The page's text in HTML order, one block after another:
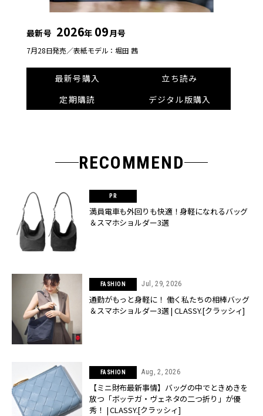
最新号 2026年 09月号
7月28日発売／表紙モデル：堀田 茜
最新号購入
立ち読み
定期購読
デジタル版購入
RECOMMEND
満員電車も外回りも快適！身軽になれるバッグ
＆スマホショルダー3選
FASHION Jul, 29, 2026
通勤がもっと身軽に！ 働く私たちの相棒バッグ
＆スマホショルダー3選 | CLASSY.[クラッシィ]
FASHION Aug, 2, 2026
【ミニ財布最新事情】バッグの中でときめきを
放つ「ボッテガ・ヴェネタの二つ折り」が優
秀！ | CLASSY.[クラッシィ]